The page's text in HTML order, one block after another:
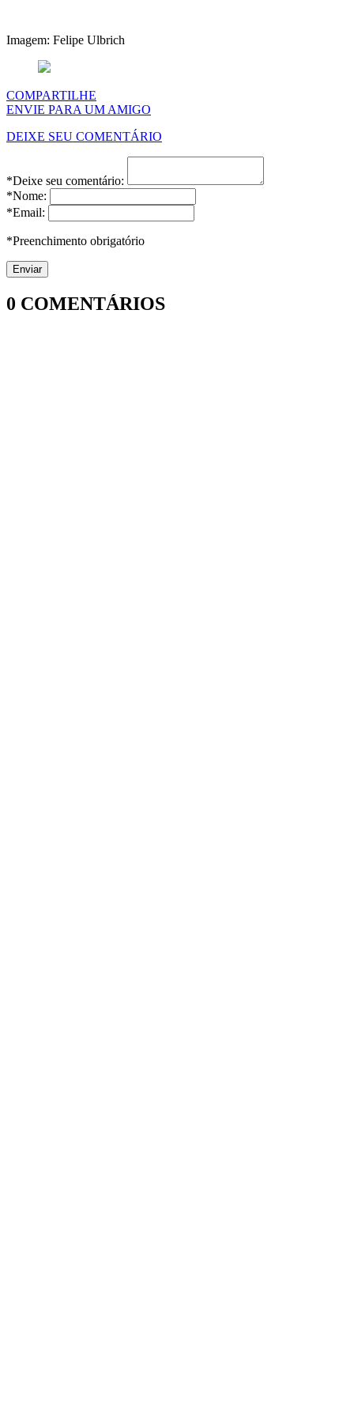
Imagem: Felipe Ulbrich
COMPARTILHE
ENVIE PARA UM AMIGO
DEIXE SEU COMENTÁRIO
*Deixe seu comentário:
*Nome:
*Email:
*Preenchimento obrigatório
0 COMENTÁRIOS